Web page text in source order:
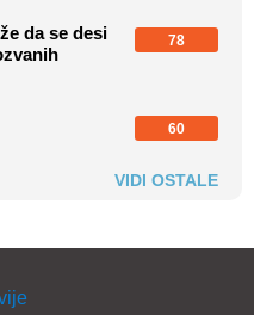
da se desi
78
60
VIDI OSTALE